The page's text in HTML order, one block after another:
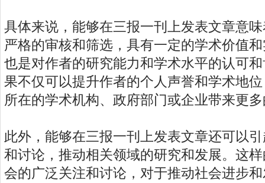
具体来说，能够在三报一刊上发表文章意
严格的审核和筛选，具有一定的学术价值
也是对作者的研究能力和学术水平的认可
果不仅可以提升作者的个人声誉和学术地
所在的学术机构、政府部门或企业带来更
此外，能够在三报一刊上发表文章还可以
和讨论，推动相关领域的研究和发展。这
会的广泛关注和讨论，对于推动社会进步